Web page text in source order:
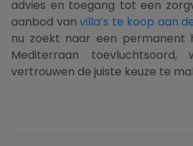
advies en toegang tot een
aanbod van villa’s te koop aan
nu zoekt naar een permanent
Mediterraan
vertrouwen de juiste keuze te